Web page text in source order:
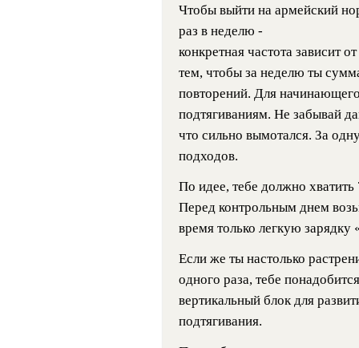
Чтобы выйти на армейский
раз в неделю -
конкретная частота зависит
тем, чтобы за неделю ты
повторений. Для
подтягиваниям. Не забывай
что сильно вымотался. За
подходов.
По идее, тебе должно
Перед контрольным днем
время только легкую зарядку
Если же ты настолько
одного раза, тебе
вертикальный блок для
подтягивания.